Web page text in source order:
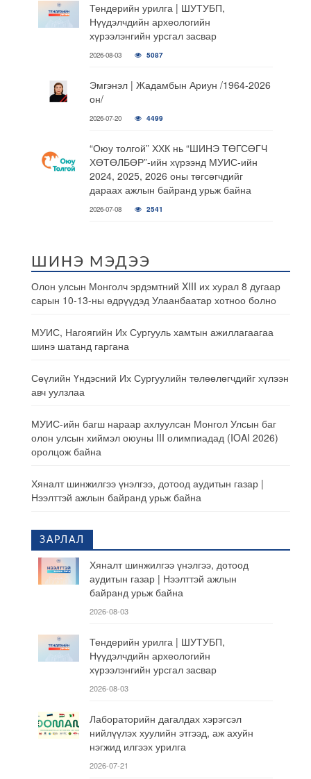
Тендерийн урилга | ШУТУБП,
Нүүдэлчдийн археологийн
хүрээлэнгийн урсгал засвар
2026-08-03 5087
Эмгэнэл | Жадамбын Ариун /1964-2026
он/
2026-07-20 4499
“Оюу толгой” ХХК нь “ШИНЭ ТӨГСӨГЧ
ХӨТӨЛБӨР”-ийн хүрээнд МУИС-ийн
2024, 2025, 2026 оны төгсөгчдийг
дараах ажлын байранд урьж байна
2026-07-08 2541
ШИНЭ МЭДЭЭ
Олон улсын Монголч эрдэмтний XIII их хурал 8 дугаар
сарын 10-13-ны өдрүүдэд Улаанбаатар хотноо болно
МУИС, Нагоягийн Их Сургууль хамтын ажиллагаагаа
шинэ шатанд гаргана
Сөүлийн Үндэсний Их Сургуулийн төлөөлөгчдийг хүлээн
авч уулзлаа
МУИС-ийн багш нараар ахлуулсан Монгол Улсын баг
олон улсын хиймэл оюуны III олимпиадад (IOAI 2026)
оролцож байна
Хяналт шинжилгээ үнэлгээ, дотоод аудитын газар |
Нээлттэй ажлын байранд урьж байна
ЗАРЛАЛ
Хяналт шинжилгээ үнэлгээ, дотоод
аудитын газар | Нээлттэй ажлын
байранд урьж байна
2026-08-03
Тендерийн урилга | ШУТУБП,
Нүүдэлчдийн археологийн
хүрээлэнгийн урсгал засвар
2026-08-03
Лабораторийн дагалдах хэрэгсэл
нийлүүлэх хуулийн этгээд, аж ахуйн
нэгжид илгээх урилга
2026-07-21